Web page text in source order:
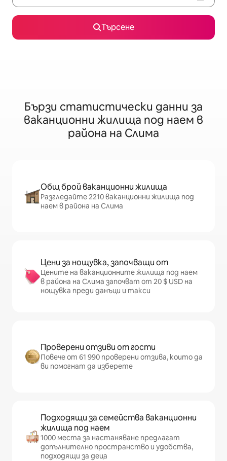
Търсене
Бързи статистически данни за
ваканционни жилища под наем в
района на Слима
Общ брой ваканционни жилища
Разгледайте 2210 ваканционни жилища под
наем в района на Слима
Цени за нощувка, започващи от
Цените на ваканционните жилища под наем
в района на Слима започват от 20 $ USD на
нощувка преди данъци и такси
Проверени отзиви от гости
Повече от 61 990 проверени отзива, които да
ви помогнат да изберете
Подходящи за семейства ваканционни
жилища под наем
1000 места за настаняване предлагат
допълнително пространство и удобства,
подходящи за деца